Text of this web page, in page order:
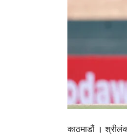
काठमाडौं ।